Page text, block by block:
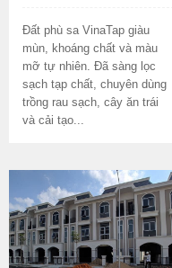
Đất phù sa VinaTap giàu
mùn, khoáng chất và màu
mỡ tự nhiên. Đã sàng lọc
sạch tạp chất, chuyên dùng
trồng rau sạch, cây ăn trái
và cải tạo...